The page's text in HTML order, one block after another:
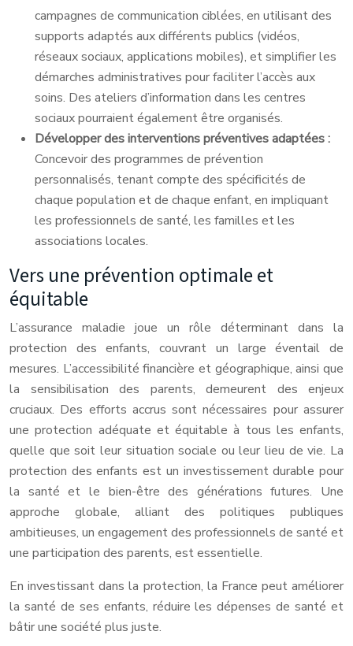
campagnes de communication ciblées, en utilisant des
supports adaptés aux différents publics (vidéos,
réseaux sociaux, applications mobiles), et simplifier les
démarches administratives pour faciliter l’accès aux
soins. Des ateliers d’information dans les centres
sociaux pourraient également être organisés.
Développer des interventions préventives adaptées :
Concevoir des programmes de prévention
personnalisés, tenant compte des spécificités de
chaque population et de chaque enfant, en impliquant
les professionnels de santé, les familles et les
associations locales.
Vers une prévention optimale et
équitable
L’assurance maladie joue un rôle déterminant dans la
protection des enfants, couvrant un large éventail de
mesures. L’accessibilité financière et géographique, ainsi que
la sensibilisation des parents, demeurent des enjeux
cruciaux. Des efforts accrus sont nécessaires pour assurer
une protection adéquate et équitable à tous les enfants,
quelle que soit leur situation sociale ou leur lieu de vie. La
protection des enfants est un investissement durable pour
la santé et le bien-être des générations futures. Une
approche globale, alliant des politiques publiques
ambitieuses, un engagement des professionnels de santé et
une participation des parents, est essentielle.
En investissant dans la protection, la France peut améliorer
la santé de ses enfants, réduire les dépenses de santé et
bâtir une société plus juste.